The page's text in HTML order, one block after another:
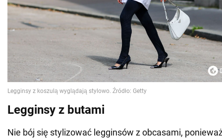
Legginsy z butami
Nie bój się stylizować legginsów z obcasami,